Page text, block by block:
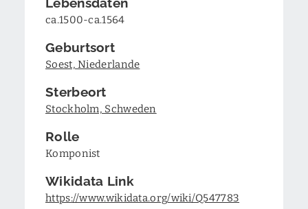
ca.1500-ca.1564
Geburtsort
Soest, Niederlande
Sterbeort
Stockholm, Schweden
Rolle
Komponist
Wikidata Link
https://www.wikidata.org/wiki/Q547783